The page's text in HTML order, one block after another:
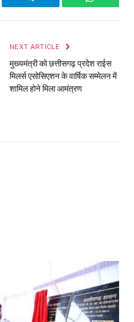
Telegram
NEXT ARTICLE
मुख्यमंत्री को छत्तीसगढ़ प्रदेश राईस
मिलर्स एसोसिएशन के वार्षिक सम्मेलन में
शामिल होने मिला आमंत्रण